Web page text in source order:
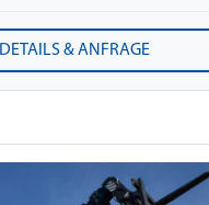
DETAILS & ANFRAGE